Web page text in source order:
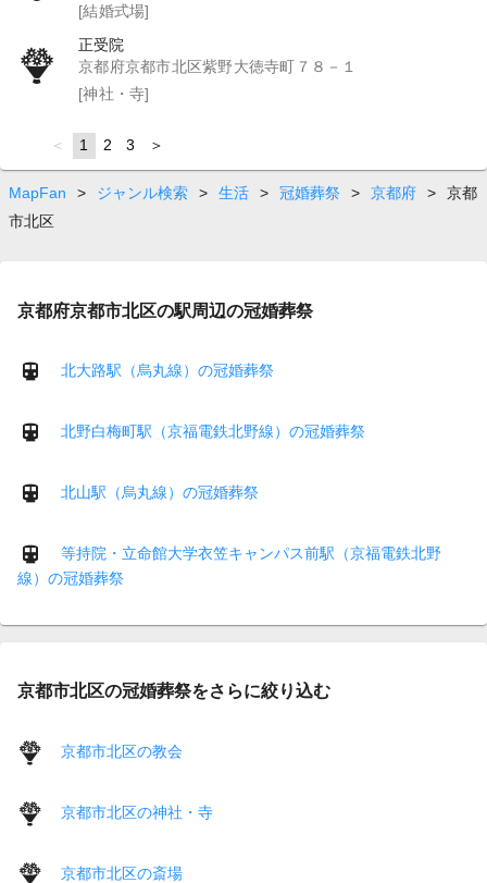
[結婚式場]
正受院
京都府京都市北区紫野大徳寺町７８－１
[神社・寺]
page
You're
on
page
1 page
2 page
3 page
MapFan > ジャンル検索 > 生活 > 冠婚葬祭 > 京都府 >
京都
市北区
京都府京都市北区の駅周辺の冠婚葬祭
北大路駅（烏丸線）の冠婚葬祭
北野白梅町駅（京福電鉄北野線）の冠婚葬祭
北山駅（烏丸線）の冠婚葬祭
等持院・立命館大学衣笠キャンパス前駅（京福電鉄北野
線）の冠婚葬祭
京都市北区の冠婚葬祭をさらに絞り込む
京都市北区の教会
京都市北区の神社・寺
京都市北区の斎場